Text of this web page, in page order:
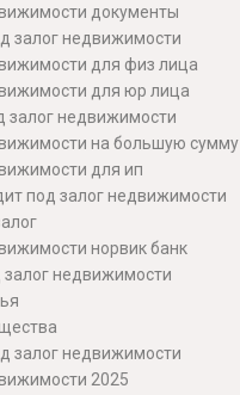
документы
залог недвижимости
для физ лица
для юр лица
залог недвижимости
на большую сумму
для ип
под залог недвижимости
норвик банк
недвижимости
залог недвижимости
2025